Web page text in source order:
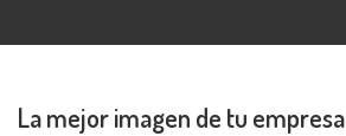
La mejor imagen de tu empresa